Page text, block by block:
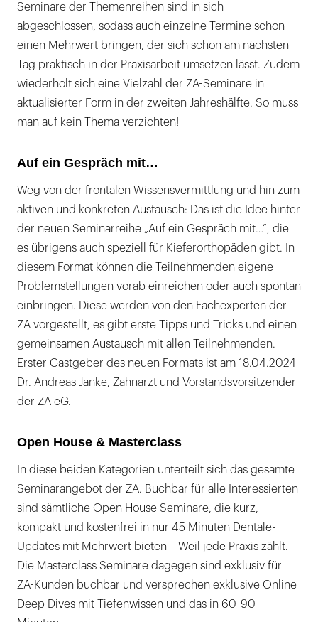
Seminare der Themenreihen sind in sich
abgeschlossen, sodass auch einzelne Termine schon
einen Mehrwert bringen, der sich schon am nächsten
Tag praktisch in der Praxisarbeit umsetzen lässt. Zudem
wiederholt sich eine Vielzahl der ZA-Seminare in
aktualisierter Form in der zweiten Jahreshälfte. So muss
man auf kein Thema verzichten!
Auf ein Gespräch mit…
Weg von der frontalen Wissensvermittlung und hin zum
aktiven und konkreten Austausch: Das ist die Idee hinter
der neuen Seminarreihe „Auf ein Gespräch mit…“, die
es übrigens auch speziell für Kieferorthopäden gibt. In
diesem Format können die Teilnehmenden eigene
Problemstellungen vorab einreichen oder auch spontan
einbringen. Diese werden von den Fachexperten der
ZA vorgestellt, es gibt erste Tipps und Tricks und einen
gemeinsamen Austausch mit allen Teilnehmenden.
Erster Gastgeber des neuen Formats ist am 18.04.2024
Dr. Andreas Janke, Zahnarzt und Vorstandsvorsitzender
der ZA eG.
Open House & Masterclass
In diese beiden Kategorien unterteilt sich das gesamte
Seminarangebot der ZA. Buchbar für alle Interessierten
sind sämtliche Open House Seminare, die kurz,
kompakt und kostenfrei in nur 45 Minuten Dentale-
Updates mit Mehrwert bieten – Weil jede Praxis zählt.
Die Masterclass Seminare dagegen sind exklusiv für
ZA-Kunden buchbar und versprechen exklusive Online
Deep Dives mit Tiefenwissen und das in 60-90